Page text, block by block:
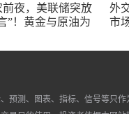
前夜，美联储突放
”！黄金与原油为
外
市
预测、图表、指标、信号等只